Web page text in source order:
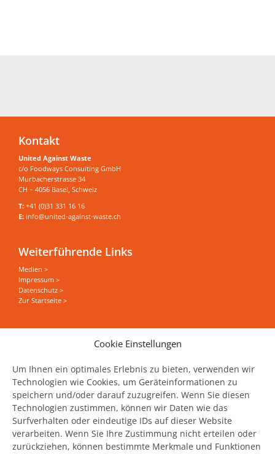
Cookie Einstellungen
Um Ihnen ein optimales Erlebnis zu bieten, verwenden wir
Technologien wie Cookies, um Geräteinformationen zu
speichern und/oder darauf zuzugreifen. Wenn Sie diesen
Technologien zustimmen, können wir Daten wie das
Surfverhalten oder eindeutige IDs auf dieser Website
verarbeiten. Wenn Sie Ihre Zustimmung nicht erteilen oder
zurückziehen, können bestimmte Merkmale und Funktionen
Kontakt
United Against Waste
c/o Foodways Consulting GmbH
Murbacherstrasse 34
CH – 4056 Basel, Schweiz
T: +41 (0)31 331 16 16
E: info@united-against-waste.ch
Weiterführende Links
Medien >
Impressum >
Datenschutz >
Zur Startseite >
Sie wollen alles zum Thema Food Save erfahren?
News, Events und Stories direkt in Ihrer Mailbox
haben?
Jetzt unseren Newsletter abonnieren